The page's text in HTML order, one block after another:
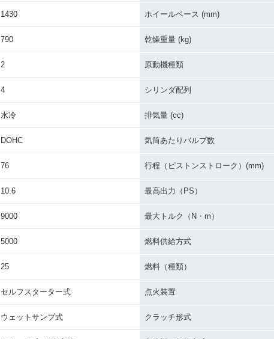
1430 ホイールベース (mm)
790 乾燥重量 (kg)
2 原動機種類
4 シリンダ配列
水冷 排気量 (cc)
DOHC 気筒あたりバルブ数
76 行程（ピストンストローク）(mm)
10.6 最高出力（PS）
9000 最大トルク（N・m）
5000 燃料供給方式
25 燃料（種類）
セルフスターター式 点火装置
ウェットサンプ式 クラッチ形式